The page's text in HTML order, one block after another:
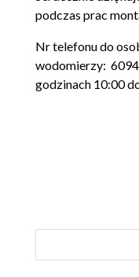
podczas prac
Nr telefonu do
wodomierzy:
godzinach 10:00